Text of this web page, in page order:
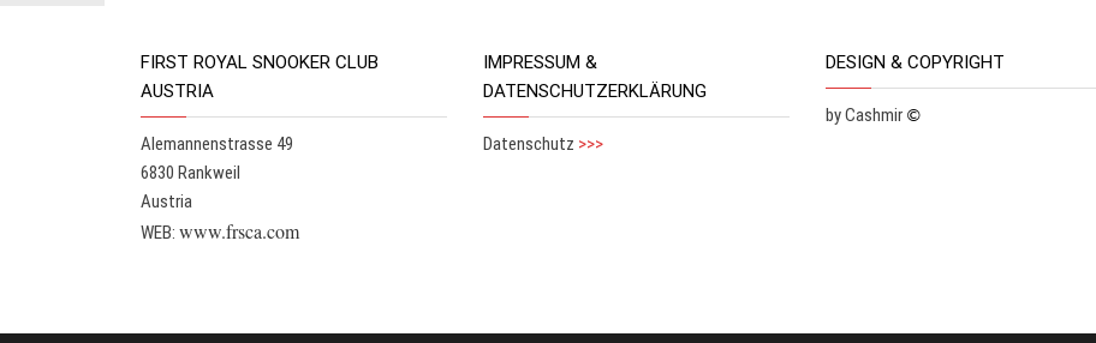
FIRST ROYAL SNOOKER CLUB
AUSTRIA
Alemannenstrasse 49
6830 Rankweil
Austria
WEB: www.frsca.com
IMPRESSUM &
DATENSCHUTZERKLÄRUNG
Datenschutz >>>
DESIGN & COPYRIGHT
by Cashmir ©